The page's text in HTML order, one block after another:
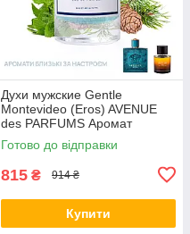
Духи мужские Gentle
Montevideo (Eros) AVENUE
des PARFUMS Аромат
свежести и энергии.
Готово до відправки
815 ₴ 914 ₴
Купити